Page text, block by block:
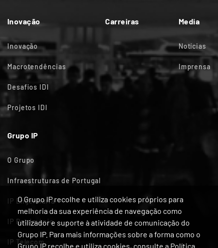
O Grupo IP recolhe e utiliza cookies próprios para
melhoria da sua experiência de navegação como
utilizador e suporte à atividade de comunicação do
Grupo IP. Para mais informações sobre a forma como o
Grupo IP recolhe e utiliza cookies, consulte a Política
Inovação
Inovação
Macrotendências
Desafios IDI
Projetos IDI
Carreiras Media
Notícias
Imprensa
Grupo IP
O Grupo
Infraestruturas de Portugal
IP Engenharia
IP Património
IP Telecom